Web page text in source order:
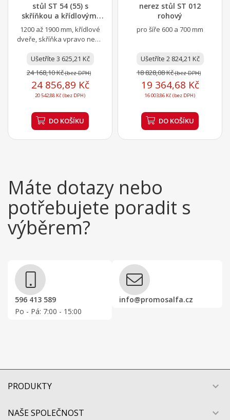
stůl ST 54 (55) s
skříňkou a křídlovými
dvířky
1200 až 1900 mm, křídlové
dveře, skříňka vpravo nebo
Ušetříte 3 625,21 Kč
24 168,10 Kč(bez DPH)
24 856,89 Kč
20 542,88 Kč (bez DPH)
DO KOŠÍKU
nerez stůl ST 012
rohový
pro šíře 600 a 700 mm
Ušetříte 2 824,21 Kč
18 828,08 Kč(bez DPH)
19 364,68 Kč
16 003,86 Kč (bez DPH)
DO KOŠÍKU
Máte dotazy nebo
potřebujete poradit s
výběrem?
596 413 589
Po - Pá: 7:00 - 15:00
info@promosalfa.cz
PRODUKTY 
NAŠE SPOLEČNOST 